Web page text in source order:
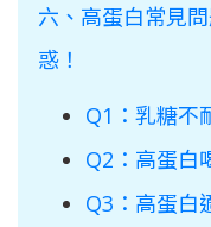
六、高蛋白常見
惑！
Q1：乳糖不
Q2：高蛋白
Q3：高蛋白